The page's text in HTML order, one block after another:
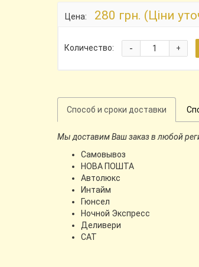
Цена: 280 грн. (Ціни
Количество: +
-
Способ и сроки доставки
Мы доставим Ваш заказ в любой
Самовывоз
НОВА ПОШТА
Автолюкс
Интайм
Гюнсел
Ночной Экспресс
Деливери
CАТ